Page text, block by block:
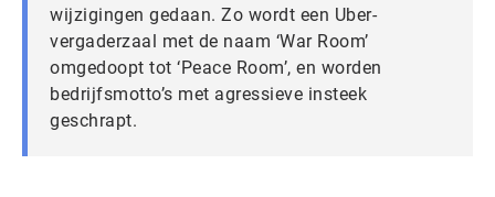
wijzigingen gedaan. Zo wordt een Uber-
vergaderzaal met de naam ‘War Room’
omgedoopt tot ‘Peace Room’, en worden
bedrijfsmotto’s met agressieve insteek
geschrapt.